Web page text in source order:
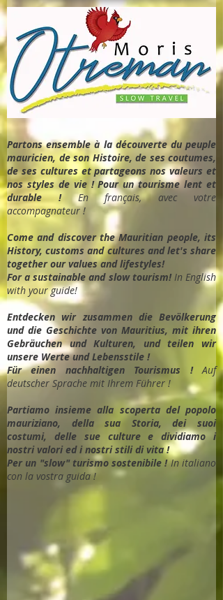
Partons ensemble à la découverte du peuple
mauricien, de son Histoire, de ses coutumes,
de ses cultures et partageons nos valeurs et
nos styles de vie ! Pour un tourisme lent et
durable !En français, avec votre
accompagnateur !
Come and discover the Mauritian people, its
History, customs and cultures and let's share
together our values and lifestyles!
For a sustainable and slow tourism! In English
with your guide!
Entdecken wir zusammen die Bevölkerung
und die Geschichte von Mauritius, mit ihren
Gebräuchen und Kulturen, und teilen wir
unsere Werte und Lebensstile !
Für einen nachhaltigen Tourismus !Auf
deutscher Sprache mit Ihrem Führer !
Partiamo insieme alla scoperta del popolo
mauriziano, della sua Storia, dei suoi
costumi, delle sue culture e dividiamo i
nostri valori ed i nostri stili di vita !
Per un "slow" turismo sostenibile !In italiano
con la vostra guida !